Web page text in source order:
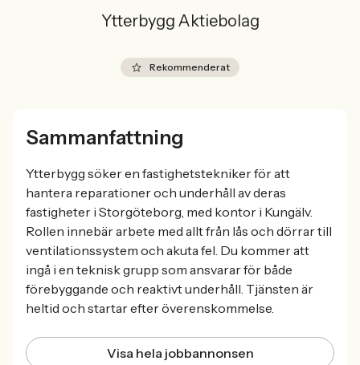
Ytterbygg Aktiebolag
Rekommenderat
Sammanfattning
Ytterbygg söker en fastighetstekniker för att
hantera reparationer och underhåll av deras
fastigheter i Storgöteborg, med kontor i Kungälv.
Rollen innebär arbete med allt från lås och dörrar till
ventilationssystem och akuta fel. Du kommer att
ingå i en teknisk grupp som ansvarar för både
förebyggande och reaktivt underhåll. Tjänsten är
heltid och startar efter överenskommelse.
Visa hela jobbannonsen